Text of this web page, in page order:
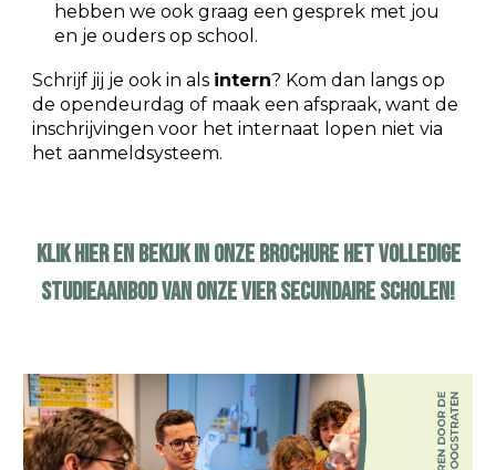
hebben we ook graag een gesprek met jou
en je ouders op school.
Schrijf jij je ook in als intern? Kom dan langs op
de opendeurdag of maak een afspraak, want de
inschrijvingen voor het internaat lopen niet via
het aanmeldsysteem.
Klik hier en bekijk IN ONZE BROCHURE het volledige
studieaanbod van onze vier secundaire scholen!